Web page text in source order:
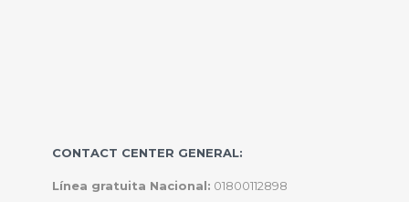
CONTACT CENTER GENERAL:
Línea gratuita Nacional: 01800112898